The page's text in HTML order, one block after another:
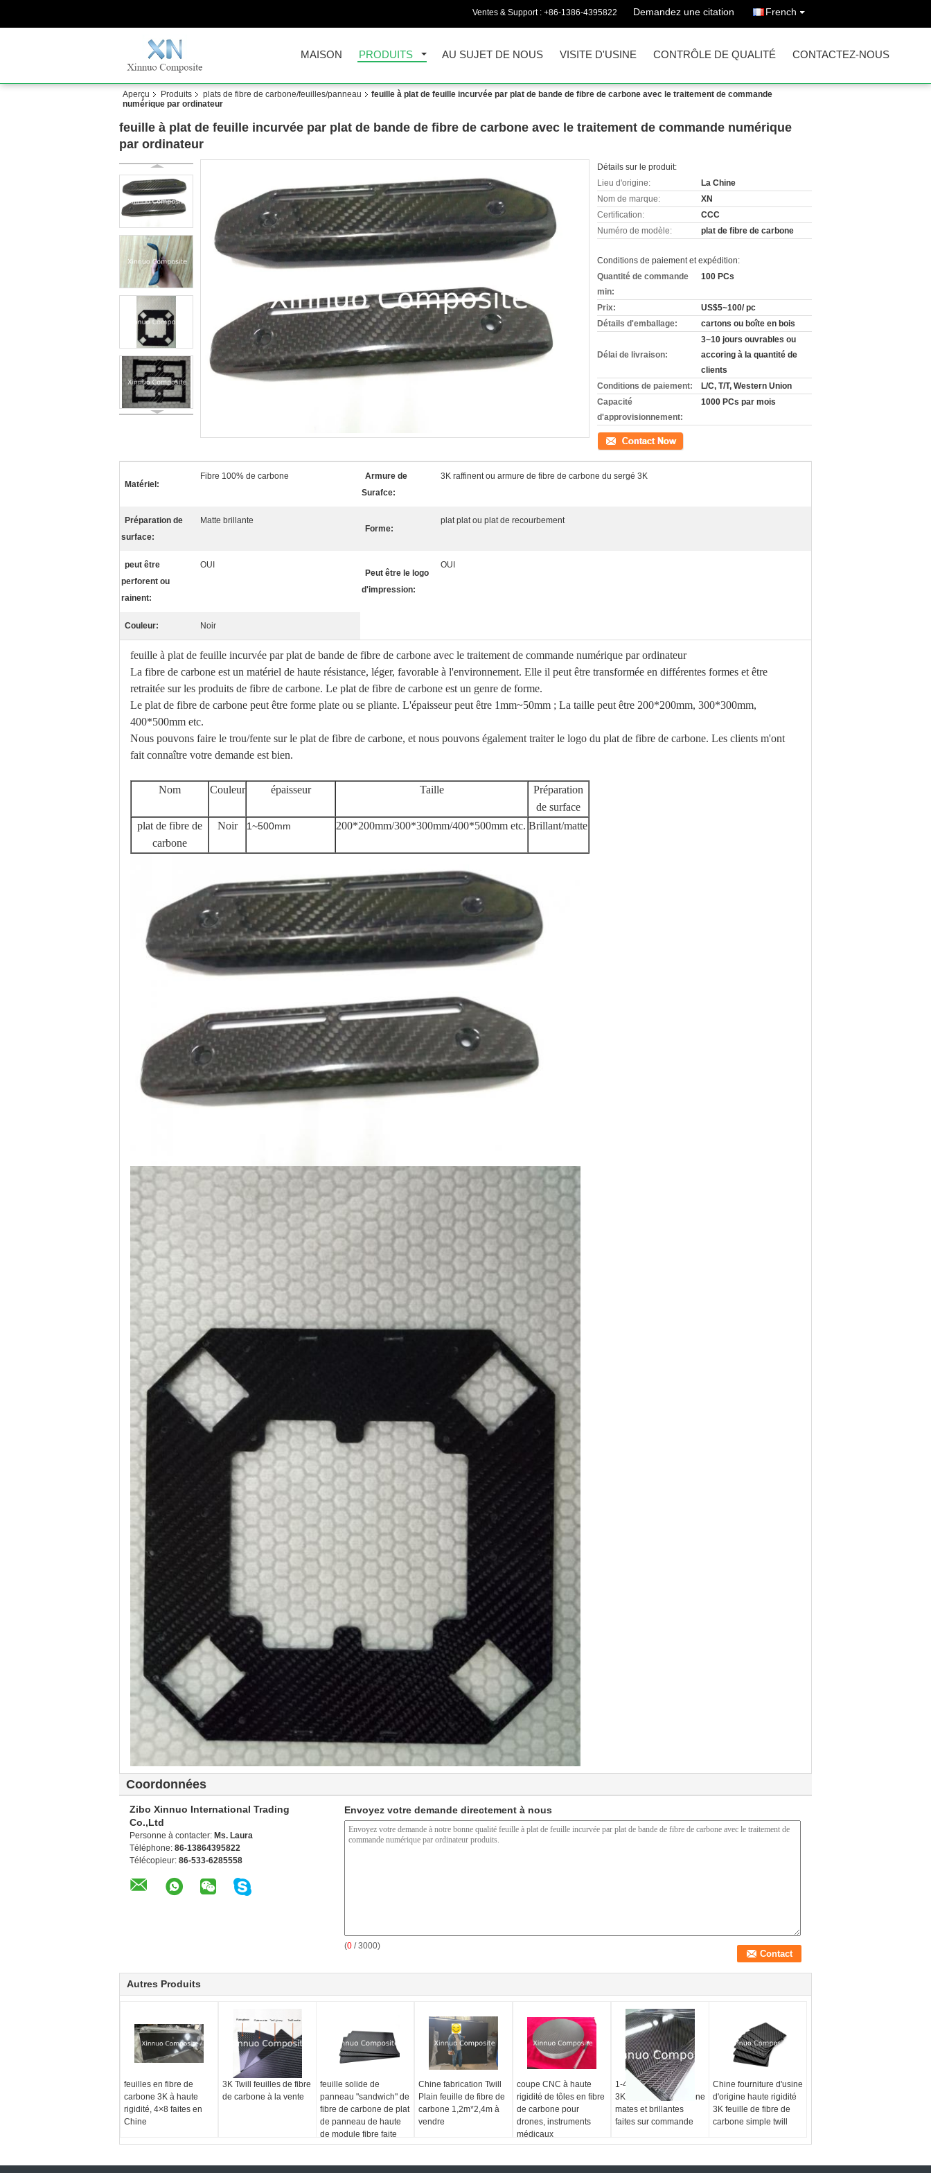
Ventes & Support : +86-1386-4395822 Demandez une citation French
MAISON PRODUITS AU SUJET DE NOUS VISITE D'USINE CONTRÔLE DE QUALITÉ CONTACTEZ-NOUS
Aperçu Produits plats de fibre de carbone/feuilles/panneau
feuille à plat de feuille incurvée par plat de bande de fibre de carbone avec le traitement de commande
numérique par ordinateur
feuille à plat de feuille incurvée par plat de bande de fibre de carbone avec le traitement de commande numérique
par ordinateur
Détails sur le produit:
Lieu d'origine:
La Chine
Nom de marque:
XN
Certification:
CCC
Numéro de modèle:
plat de fibre de carbone
Conditions de paiement et expédition:
Quantité de commande
min:
100 PCs
Prix:
US$5~100/ pc
Détails d'emballage:
cartons ou boîte en bois
Délai de livraison:
3~10 jours ouvrables ou
accoring à la quantité de
clients
Conditions de paiement:
L/C, T/T, Western Union
Capacité
d'approvisionnement:
1000 PCs par mois
Contact
Matériel:
Fibre 100% de carbone
Armure de
Surafce:
3K raffinent ou armure de fibre de carbone du sergé 3K
Préparation de
surface:
Matte brillante
Forme:
plat plat ou plat de recourbement
peut être
perforent ou
rainent:
OUI
Peut être le logo
d'impression:
OUI
Couleur: Noir
feuille à plat de feuille incurvée par plat de bande de fibre de carbone avec le traitement de commande numérique par ordinateur
La fibre de carbone est un matériel de haute résistance, léger, favorable à l'environnement. Elle il peut être transformée en différentes formes et être
retraitée sur les produits de fibre de carbone. Le plat de fibre de carbone est un genre de forme.
Le plat de fibre de carbone peut être forme plate ou se pliante. L'épaisseur peut être 1mm~50mm ; La taille peut être 200*200mm, 300*300mm,
400*500mm etc.
Nous pouvons faire le trou/fente sur le plat de fibre de carbone, et nous pouvons également traiter le logo du plat de fibre de carbone. Les clients m'ont
fait connaître votre demande est bien.
Nom Couleur épaisseur Taille
Préparation
de surface
plat de fibre de
carbone
Noir 1~500mm 200*200mm/300*300mm/400*500mm etc. Brillant/matte
Coordonnées
Zibo Xinnuo International Trading
Co.,Ltd
Personne à contacter: Ms. Laura
Téléphone: 86-13864395822
Télécopieur: 86-533-6285558
Envoyez votre demande directement à nous
(0 / 3000)
Autres Produits
feuilles en fibre de
carbone 3K à haute
rigidité, 4×8 faites en
Chine
3K Twill feuilles de fibre
de carbone à la vente
feuille solide de
panneau "sandwich" de
fibre de carbone de plat
de panneau de haute
de module fibre faite
sur commande de
Chine fabrication Twill
Plain feuille de fibre de
carbone 1,2m*2,4m à
vendre
coupe CNC à haute
rigidité de tôles en fibre
de carbone pour
drones, instruments
médicaux
1-40 mm d'épaisseur
3K en fibres de carbone
mates et brillantes
faites sur commande
Chine fourniture d'usine
d'origine haute rigidité
3K feuille de fibre de
carbone simple twill